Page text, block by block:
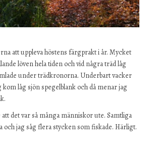
att uppleva höstens färgprakt i år. Mycket
löven hela tiden och vid några träd låg
under trädkronorna. Underbart vacker
låg sjön spegelblank och då menar jag
att det var så många människor ute. Samtliga
och jag såg flera stycken som fiskade. Härligt.